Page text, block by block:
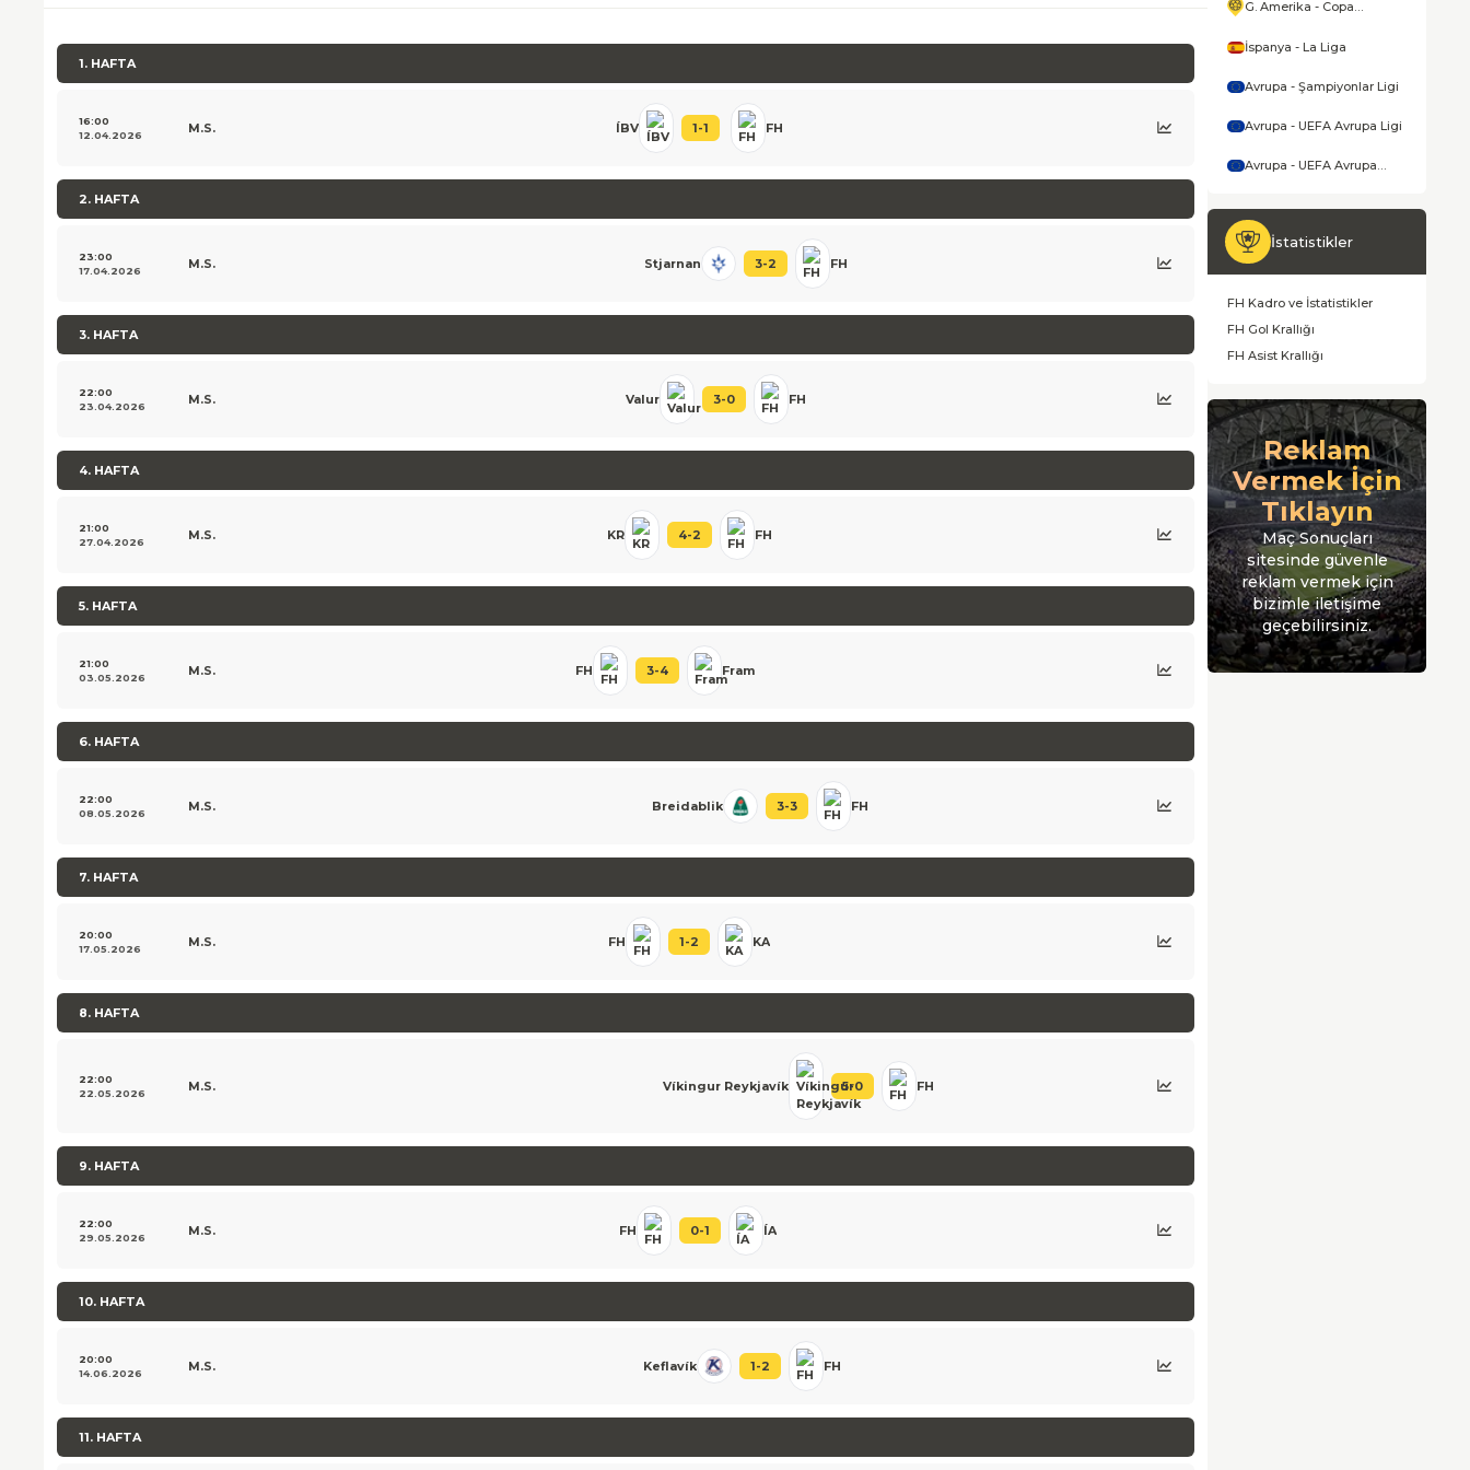
1. HAFTA
16:00
12.04.2026
M.S. ÍBV 1-1 FH
2. HAFTA
23:00
17.04.2026
M.S. Stjarnan 3-2 FH
3. HAFTA
22:00
23.04.2026
M.S. Valur 3-0 FH
4. HAFTA
21:00
27.04.2026
M.S. KR 4-2 FH
5. HAFTA
21:00
03.05.2026
M.S. FH 3-4 Fram
6. HAFTA
22:00
08.05.2026
M.S. Breidablik 3-3 FH
7. HAFTA
20:00
17.05.2026
M.S. FH 1-2 KA
8. HAFTA
22:00
22.05.2026
M.S. Víkingur Reykjavík 5-0 FH
9. HAFTA
22:00
29.05.2026
M.S. FH 0-1 ÍA
10. HAFTA
20:00
14.06.2026
M.S. Keflavík 1-2 FH
11. HAFTA
G. Amerika - Copa
İspanya - La Liga
Avrupa - Şampiyonlar Ligi
Avrupa - UEFA Avrupa Ligi
Avrupa - UEFA Avrupa
İstatistikler
FH Kadro ve İstatistikler
FH Gol Krallığı
FH Asist Krallığı
Reklam
Vermek İçin
Tıklayın
Maç Sonuçları
sitesinde güvenle
reklam vermek için
bizimle iletişime
geçebilirsiniz.